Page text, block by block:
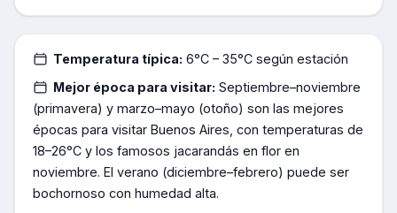
Temperatura típica: 6°C – 35°C según estación
Mejor época para visitar: Septiembre–noviembre
(primavera) y marzo–mayo (otoño) son las mejores
épocas para visitar Buenos Aires, con temperaturas de
18–26°C y los famosos jacarandás en flor en
noviembre. El verano (diciembre–febrero) puede ser
bochornoso con humedad alta.